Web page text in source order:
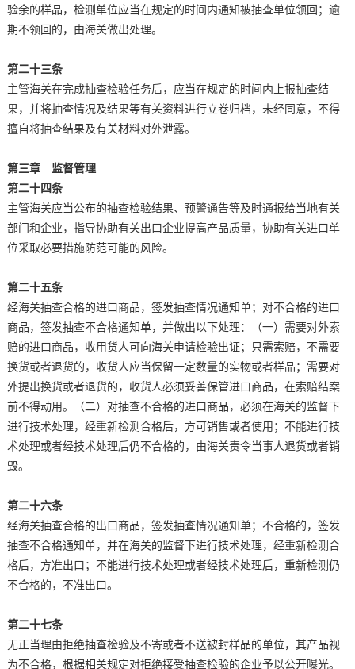
验余的样品，检测单位应当在规定的时间内通知被抽查单位领回；逾
期不领回的，由海关做出处理。
第二十三条
主管海关在完成抽查检验任务后，应当在规定的时间内上报抽查结
果，并将抽查情况及结果等有关资料进行立卷归档，未经同意，不得
擅自将抽查结果及有关材料对外泄露。
第三章 监督管理
第二十四条
主管海关应当公布的抽查检验结果、预警通告等及时通报给当地有关
部门和企业，指导协助有关出口企业提高产品质量，协助有关进口单
位采取必要措施防范可能的风险。
第二十五条
经海关抽查合格的进口商品，签发抽查情况通知单；对不合格的进口
商品，签发抽查不合格通知单，并做出以下处理：（一）需要对外索
赔的进口商品，收用货人可向海关申请检验出证；只需索赔，不需要
换货或者退货的，收货人应当保留一定数量的实物或者样品；需要对
外提出换货或者退货的，收货人必须妥善保管进口商品，在索赔结案
前不得动用。（二）对抽查不合格的进口商品，必须在海关的监督下
进行技术处理，经重新检测合格后，方可销售或者使用；不能进行技
术处理或者经技术处理后仍不合格的，由海关责令当事人退货或者销
毁。
第二十六条
经海关抽查合格的出口商品，签发抽查情况通知单；不合格的，签发
抽查不合格通知单，并在海关的监督下进行技术处理，经重新检测合
格后，方准出口；不能进行技术处理或者经技术处理后，重新检测仍
不合格的，不准出口。
第二十七条
无正当理由拒绝抽查检验及不寄或者不送被封样品的单位，其产品视
为不合格，根据相关规定对拒绝接受抽查检验的企业予以公开曝光。